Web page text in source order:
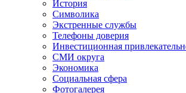
История
Символика
Экстренные службы
Телефоны доверия
Инвестиционная
СМИ округа
Экономика
Социальная сфера
Фотогалерея